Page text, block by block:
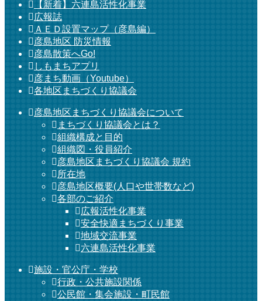
【新着】六連島活性化事業
広報誌
ＡＥＤ設置マップ（彦島編）
彦島地区 防災情報
彦島散策へGo!
しもまちアプリ
彦まち動画（Youtube）
各地区まちづくり協議会
彦島地区まちづくり協議会について
まちづくり協議会とは？
組織構成と目的
組織図・役員紹介
彦島地区まちづくり協議会 規約
所在地
彦島地区概要(人口や世帯数など)
各部のご紹介
広報活性化事業
安全快適まちづくり事業
地域交流事業
六連島活性化事業
施設・官公庁・学校
行政・公共施設関係
公民館・集会施設・町民館